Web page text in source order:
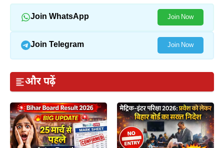
Join WhatsApp Join Now
Join Telegram Join Now
और पढ़ें